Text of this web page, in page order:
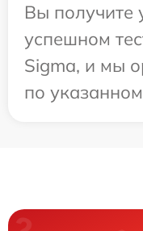
Вы получите
успешном
Sigma, и мы
по